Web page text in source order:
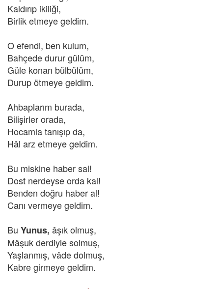
Kaldırıp ikiliği,
Birlik etmeye geldim.
O efendi, ben kulum,
Bahçede durur gülüm,
Güle konan bülbülüm,
Durup ötmeye geldim.
Ahbaplarım burada,
Bilişirler orada,
Hocamla tanışıp da,
Hâl arz etmeye geldim.
Bu miskine haber sal!
Dost nerdeyse orda kal!
Benden doğru haber al!
Canı vermeye geldim.
Bu Yunus, âşık olmuş,
Mâşuk derdiyle solmuş,
Yaşlanmış, vâde dolmuş,
Kabre girmeye geldim.